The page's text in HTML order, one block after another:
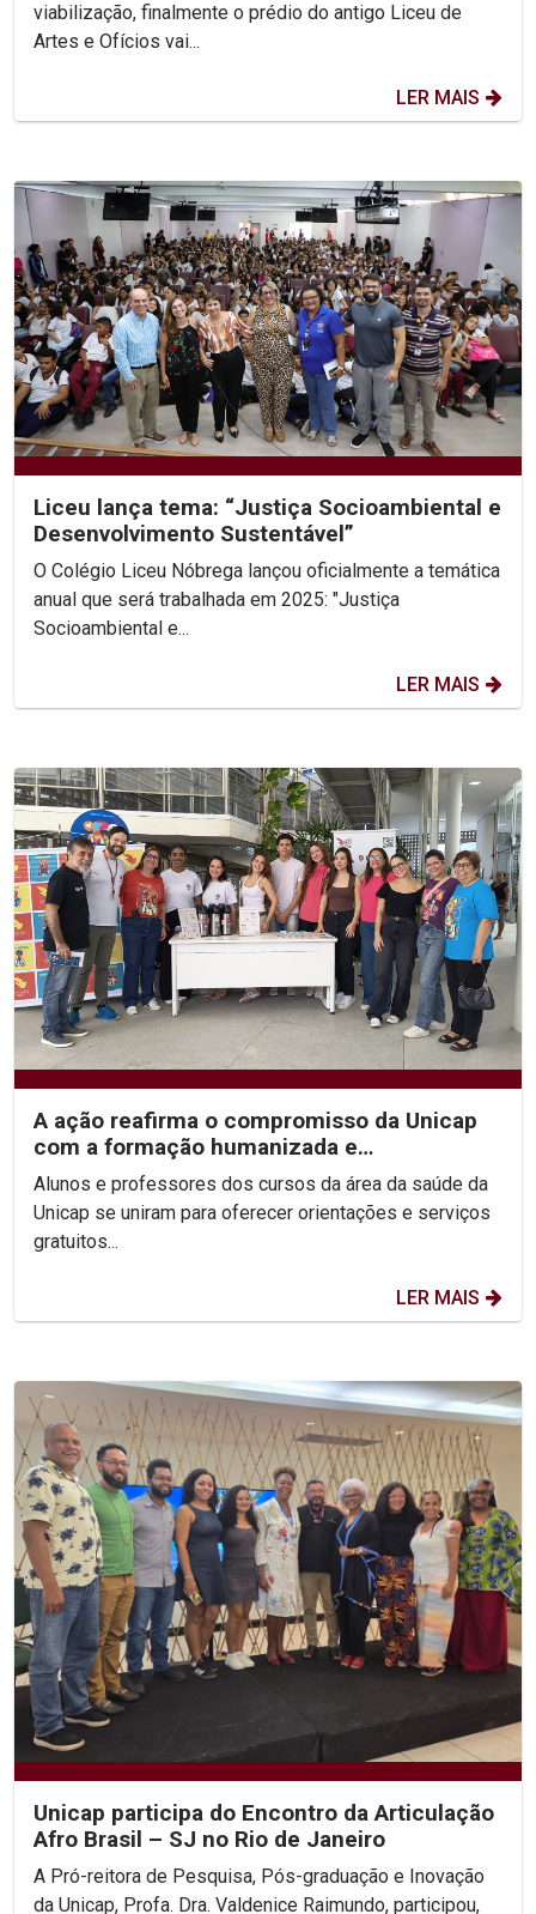
viabilização, finalmente o prédio do antigo Liceu de
Artes e Ofícios vai...
LER MAIS
Liceu lança tema: “Justiça Socioambiental e
Desenvolvimento Sustentável”
O Colégio Liceu Nóbrega lançou oficialmente a temática
anual que será trabalhada em 2025: "Justiça
Socioambiental e...
LER MAIS
A ação reafirma o compromisso da Unicap
com a formação humanizada e
transformadora dos futuros...
Alunos e professores dos cursos da área da saúde da
Unicap se uniram para oferecer orientações e serviços
gratuitos...
LER MAIS
Unicap participa do Encontro da Articulação
Afro Brasil – SJ no Rio de Janeiro
A Pró-reitora de Pesquisa, Pós-graduação e Inovação
da Unicap, Profa. Dra. Valdenice Raimundo, participou,